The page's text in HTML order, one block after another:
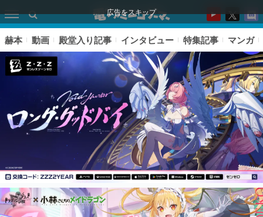
広告をスキップ
ピックアップ
赫本 動画 殿堂入り記事 インタビュー 特集記事 マンガ